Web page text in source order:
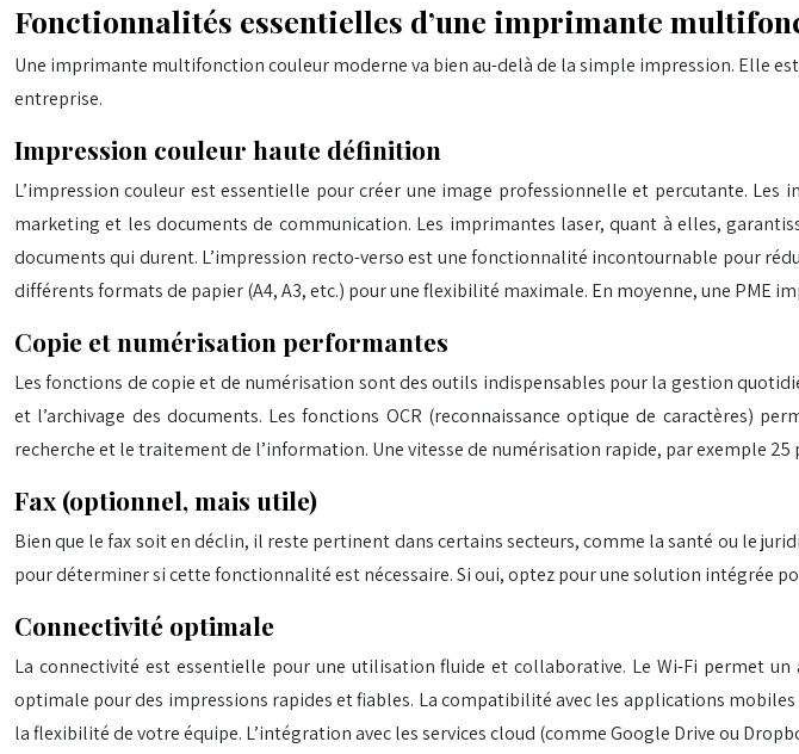
Fonctionnalités essentielles d’une imprimante
Une imprimante multifonction couleur moderne va bien au-delà de la simple impression. Elle
entreprise.
Impression couleur haute définition
L’impression couleur est essentielle pour créer une image professionnelle et percutante.
marketing et les documents de communication. Les imprimantes laser, quant à elles,
documents qui durent. L’impression recto-verso est une fonctionnalité incontournable pour
différents formats de papier (A4, A3, etc.) pour une flexibilité maximale. En moyenne, une
Copie et numérisation performantes
Les fonctions de copie et de numérisation sont des outils indispensables pour la gestion
et l’archivage des documents. Les fonctions OCR (reconnaissance optique de caractères)
recherche et le traitement de l’information. Une vitesse de numérisation rapide, par exemple
Fax (optionnel, mais utile)
Bien que le fax soit en déclin, il reste pertinent dans certains secteurs, comme la santé ou le
pour déterminer si cette fonctionnalité est nécessaire. Si oui, optez pour une solution intégrée
Connectivité optimale
La connectivité est essentielle pour une utilisation fluide et collaborative. Le Wi-Fi permet
optimale pour des impressions rapides et fiables. La compatibilité avec les applications
la flexibilité de votre équipe. L’intégration avec les services cloud (comme Google Drive ou